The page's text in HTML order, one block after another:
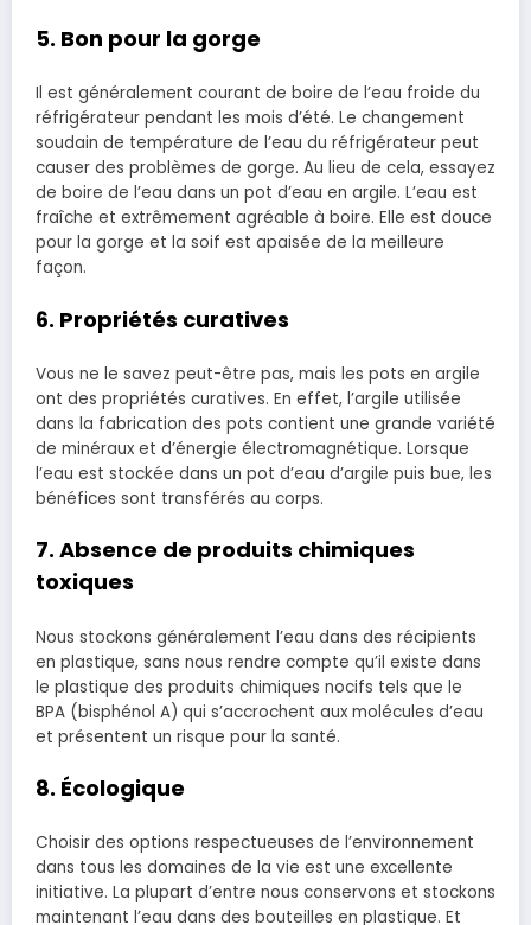
5. Bon pour la gorge
Il est généralement courant de boire de l’eau froide du
réfrigérateur pendant les mois d’été. Le changement
soudain de température de l’eau du réfrigérateur peut
causer des problèmes de gorge. Au lieu de cela, essayez
de boire de l’eau dans un pot d’eau en argile. L’eau est
fraîche et extrêmement agréable à boire. Elle est douce
pour la gorge et la soif est apaisée de la meilleure
façon.
6. Propriétés curatives
Vous ne le savez peut-être pas, mais les pots en argile
ont des propriétés curatives. En effet, l’argile utilisée
dans la fabrication des pots contient une grande variété
de minéraux et d’énergie électromagnétique. Lorsque
l’eau est stockée dans un pot d’eau d’argile puis bue, les
bénéfices sont transférés au corps.
7. Absence de produits chimiques
toxiques
Nous stockons généralement l’eau dans des récipients
en plastique, sans nous rendre compte qu’il existe dans
le plastique des produits chimiques nocifs tels que le
BPA (bisphénol A) qui s’accrochent aux molécules d’eau
et présentent un risque pour la santé.
8. Écologique
Choisir des options respectueuses de l’environnement
dans tous les domaines de la vie est une excellente
initiative. La plupart d’entre nous conservons et stockons
maintenant l’eau dans des bouteilles en plastique. Et